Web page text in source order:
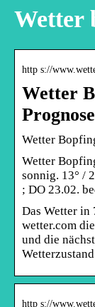
Wetter
http s://
Wetter
Prognose
Wetter
Wetter
sonnig. 13° /
; DO 23.02.
Das Wetter in
wetter.com
und die
http s://